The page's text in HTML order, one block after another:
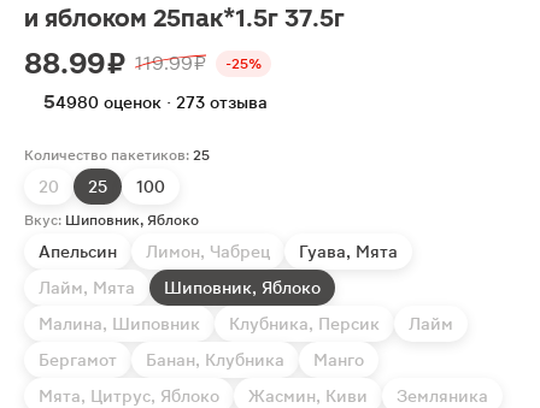
и яблоком 25пак*1.5г 37.5г
88.99 ₽ 119.99 ₽ -25%
54980 оценок · 273 отзыва
Количество пакетиков: 25
20 25 100
Вкус: Шиповник, Яблоко
Апельсин Лимон, Чабрец
Гуава, Мята
Лайм, Мята
Шиповник, Яблоко
Малина, Шиповник
Клубника, Персик
Лайм
Бергамот
Банан, Клубника
Манго
Мята, Цитрус, Яблоко
Жасмин, Киви
Земляника